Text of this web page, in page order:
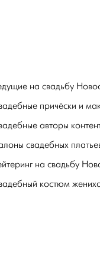
на свадьбу
причёски и
авторы
свадебных
на свадьбу
костюм